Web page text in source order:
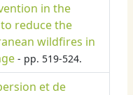
in the
reduce the
wildfires in
- pp. 519-524.
et de